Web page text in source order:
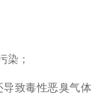
染；
致毒性恶臭气体